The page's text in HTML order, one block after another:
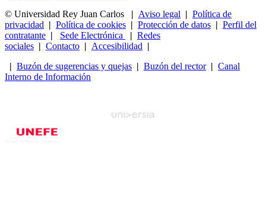
© Universidad Rey Juan Carlos
Aviso legal
Política de
privacidad
Política de cookies Protección de datos
Perfil del
contratante
Sede Electrónica
Redes
sociales
Contacto Accesibilidad
Buzón de sugerencias y quejas Buzón del rector| Canal
Interno de Información